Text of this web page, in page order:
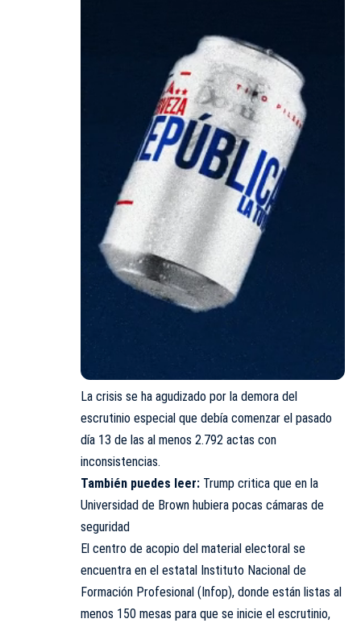
La crisis se ha agudizado por la demora del
escrutinio especial que debía comenzar el pasado
día 13 de las al menos 2.792 actas con
inconsistencias.
También puedes leer: Trump critica que en la
Universidad de Brown hubiera pocas cámaras de
seguridad
El centro de acopio del material electoral se
encuentra en el estatal Instituto Nacional de
Formación Profesional (Infop), donde están listas al
menos 150 mesas para que se inicie el escrutinio,